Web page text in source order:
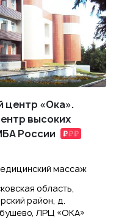
центр «Ока».
высоких
России
массаж
область,
район, д.
ЛРЦ «ОКА»